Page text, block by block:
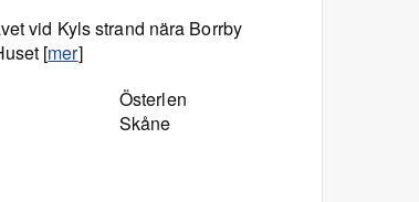
vid Kyls strand nära Borrby
[mer]
Österlen
Skåne